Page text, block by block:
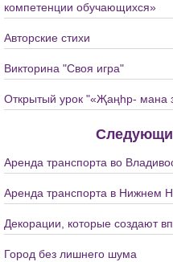
компетенции обучающихся»
Авторские стихи
Викторина "Своя игра"
Открытый урок "«Җаңһр- мана
Аренда транспорта во
Аренда транспорта в Нижнем
Декорации, которые создают
Город без лишнего шума